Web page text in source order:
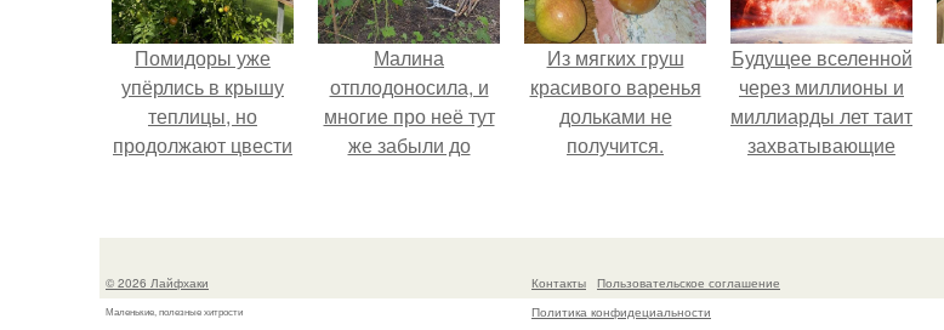
Помидоры уже
упёрлись в крышу
теплицы, но
продолжают цвести
Малина
отплодоносила, и
многие про неё тут
же забыли до
Из мягких груш
красивого варенья
дольками не
получится.
Будущее вселенной
через миллионы и
миллиарды лет таит
захватывающие
© 2026 Лайфхаки
Маленькие, полезные хитрости
Контакты
Пользовательское соглашение
Политика конфидециальности